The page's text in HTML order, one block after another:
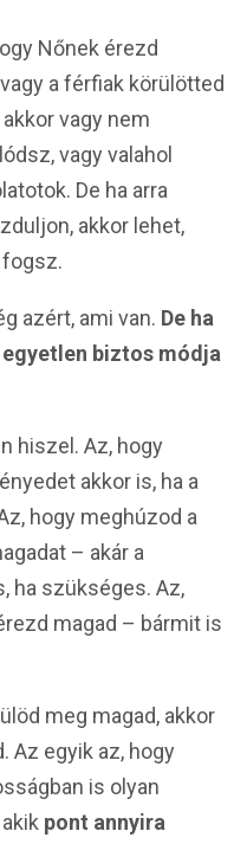
Nőnek érezd
a férfiak körülötted
vagy nem
vagy valahol
De ha arra
akkor lehet,
azért, ami van. De ha
biztos módja
hiszel. Az, hogy
akkor is, ha a
hogy meghúzod a
– akár a
ha szükséges. Az,
magad – bármit is
meg magad, akkor
Az egyik az, hogy
is olyan
pont annyira